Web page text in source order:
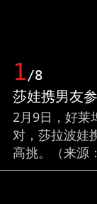
1/8
莎娃携男友
2月9日，好莱
对，莎拉波娃
高挑。（来源